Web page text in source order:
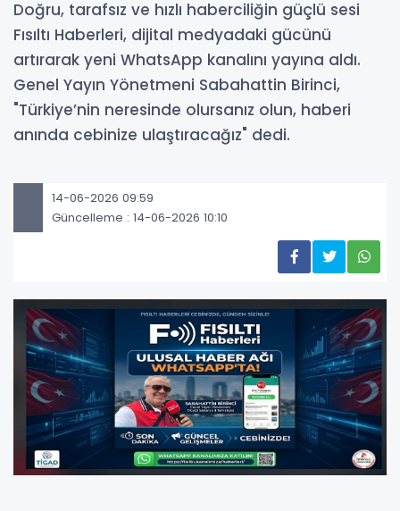
Doğru, tarafsız ve hızlı haberciliğin güçlü sesi
Fısıltı Haberleri, dijital medyadaki gücünü
artırarak yeni WhatsApp kanalını yayına aldı.
Genel Yayın Yönetmeni Sabahattin Birinci,
"Türkiye’nin neresinde olursanız olun, haberi
anında cebinize ulaştıracağız" dedi.
14-06-2026 09:59
Güncelleme : 14-06-2026 10:10